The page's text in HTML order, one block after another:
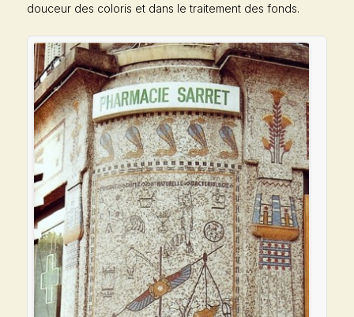
douceur des coloris et dans le traitement des fonds.